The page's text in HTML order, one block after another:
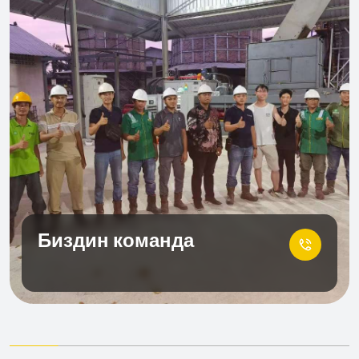
Биздин команда